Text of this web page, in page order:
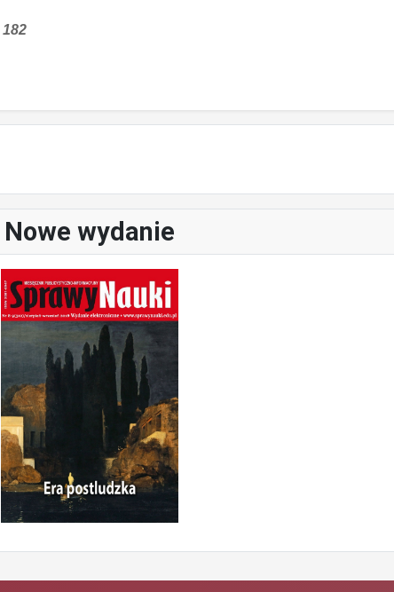
Nowe wydanie